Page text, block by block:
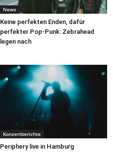
News
Keine perfekten Enden, dafür
perfekter Pop-Punk: Zebrahead
legen nach
Konzertberichte
Periphery live in Hamburg